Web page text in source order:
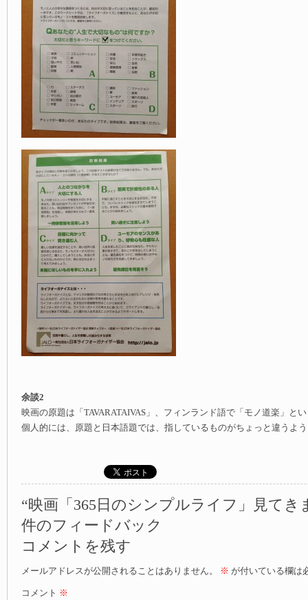
余談2
映画の原題は「TAVARATAIVAS」、フィンランド語で「モノ道楽」と
個人的には、原題と日本語題では、指しているものがちょっと違うよ
“映画「365日のシンプルライフ」見てき
件のフィードバック
コメントを残す
メールアドレスが公開されることはありません。 ※ が付いている欄は
コメント ※